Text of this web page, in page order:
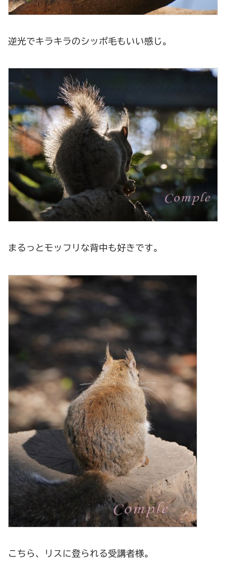
逆光でキラキラのシッポ毛もいい感じ。
まるっとモッフリな背中も好きです。
こちら、リスに登られる受講者様。